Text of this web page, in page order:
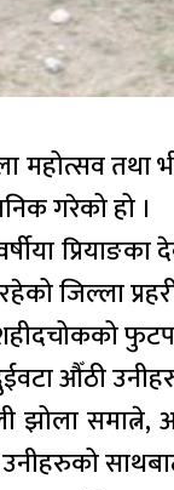
महोत्सव तथा
गरेको हो ।
प्रियाङका
रहेको जिल्ला
औँठी
झोला समात्ने,
उनीहरुको